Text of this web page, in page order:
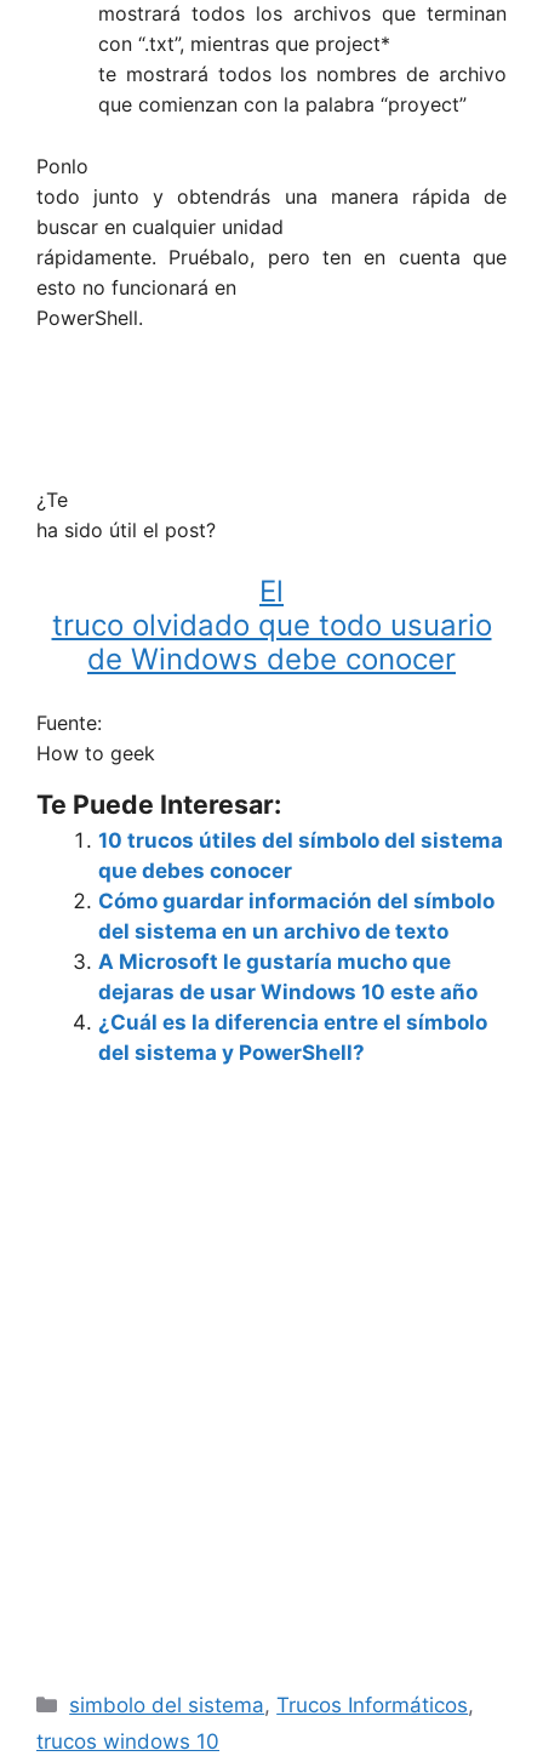
mostrará todos los archivos que terminan
con “.txt”, mientras que project*
te mostrará todos los nombres de archivo
que comienzan con la palabra “proyect”
Ponlo
todo junto y obtendrás una manera rápida de
buscar en cualquier unidad
rápidamente. Pruébalo, pero ten en cuenta que
esto no funcionará en
PowerShell.
¿Te
ha sido útil el post?
El
truco olvidado que todo usuario
de Windows debe conocer
Fuente:
How to geek
Te Puede Interesar:
10 trucos útiles del símbolo del sistema
que debes conocer
Cómo guardar información del símbolo
del sistema en un archivo de texto
A Microsoft le gustaría mucho que
dejaras de usar Windows 10 este año
¿Cuál es la diferencia entre el símbolo
del sistema y PowerShell?
Categorías
simbolo del sistema,Trucos Informáticos,
trucos windows 10